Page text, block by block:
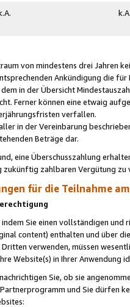
von mindestens drei Jahren
Ankündigung die
in der Übersicht
Ferner können eine etwaig
verfallen.
in der Vereinbarung
Beträge dar.
eine Überschusszahlung
zukünftig zahlbaren Vergütung zu
für die Teilnahme
Sie einen vollständigen
content) enthalten und über
verwenden, müssen
Website(s) in Ihrer Anwendung
Sie, ob sie
und Sie dürfen